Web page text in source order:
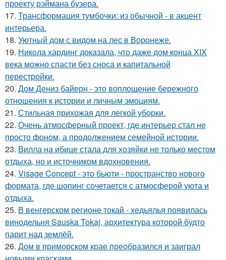
проекту рэймана бузера.
17. Трансформация тумбочки: из обычной - в акцент
интерьера.
18. Уютный дом с видом на лес в Воронеже.
19. Никола хардинг доказала, что даже дом конца XIX
века можно спасти без сноса и капитальной
перестройки.
20. Дом Дениз байерн - это воплощение бережного
отношения к истории и личным эмоциям.
21. Стильная прихожая для легкой уборки.
22. Очень атмосферный проект, где интерьер стал не
просто фоном, а продолжением семейной истории.
23. Вилла на ибице стала для хозяйки не только местом
отдыха, но и источником вдохновения.
24. Visage Concept - это бьюти - пространство нового
формата, где шопинг сочетается с атмосферой уюта и
отдыха.
25. В венгерском регионе токай - хедьялья появилась
винодельня Sauska Tokaj, архитектура которой будто
парит над землёй.
26. Дом в приморском крае преобразился и заиграл